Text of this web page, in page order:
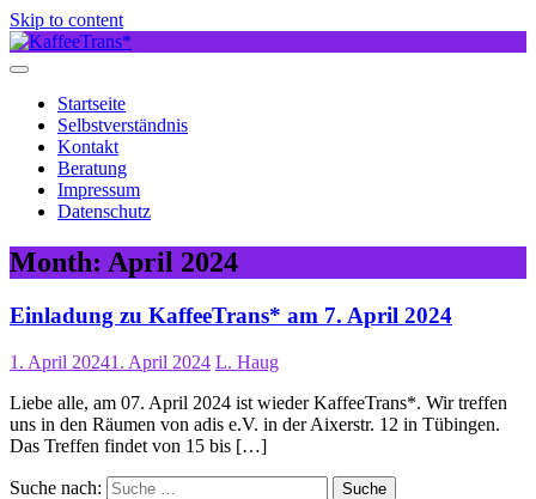
Skip to content
Startseite
Selbstverständnis
Kontakt
Beratung
Impressum
Datenschutz
Month: April 2024
Einladung zu KaffeeTrans* am 7. April 2024
1. April 20241. April 2024 L. Haug
Liebe alle, am 07. April 2024 ist wieder KaffeeTrans*. Wir treffen
uns in den Räumen von adis e.V. in der Aixerstr. 12 in Tübingen.
Das Treffen findet von 15 bis […]
Suche nach: